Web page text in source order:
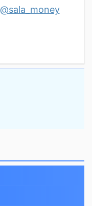
@sala_money